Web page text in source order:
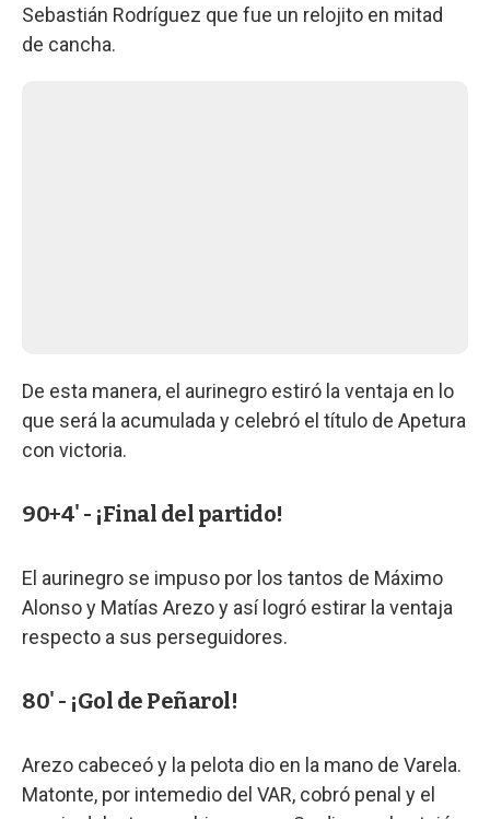
Sebastián Rodríguez que fue un relojito en mitad
de cancha.
De esta manera, el aurinegro estiró la ventaja en lo
que será la acumulada y celebró el título de Apetura
con victoria.
90+4' - ¡Final del partido!
El aurinegro se impuso por los tantos de Máximo
Alonso y Matías Arezo y así logró estirar la ventaja
respecto a sus perseguidores.
80' - ¡Gol de Peñarol!
Arezo cabeceó y la pelota dio en la mano de Varela.
Matonte, por intemedio del VAR, cobró penal y el